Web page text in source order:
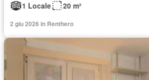
1 Locale
20 m²
2 giu 2026 in Renthero